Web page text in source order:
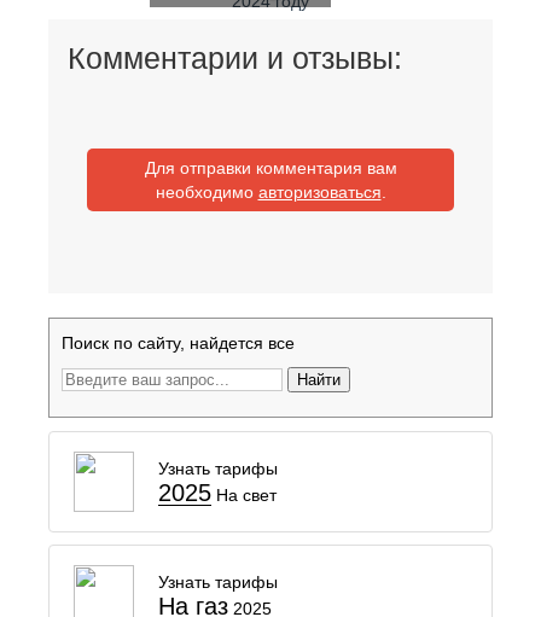
Комментарии и отзывы:
Для отправки комментария вам
необходимо авторизоваться
Поиск по сайту, найдется все
Найти
Узнать тарифы
2025 На свет
Узнать тарифы
На газ 2025